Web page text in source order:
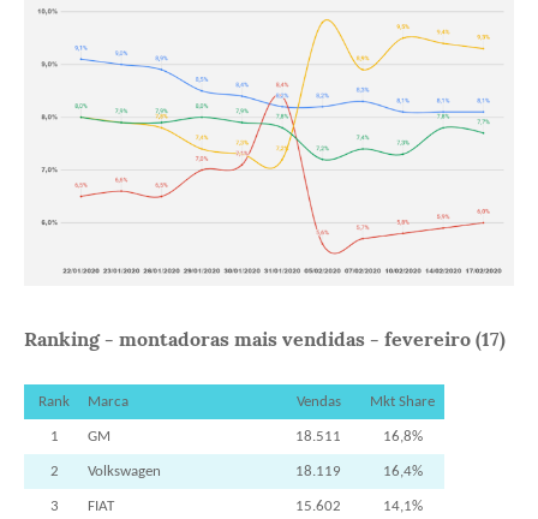
Ranking - montadoras mais vendidas - fevereiro (17)
Rank Marca Vendas Mkt Share
1 GM 18.511 16,8%
2 Volkswagen 18.119 16,4%
3 FIAT 15.602 14,1%